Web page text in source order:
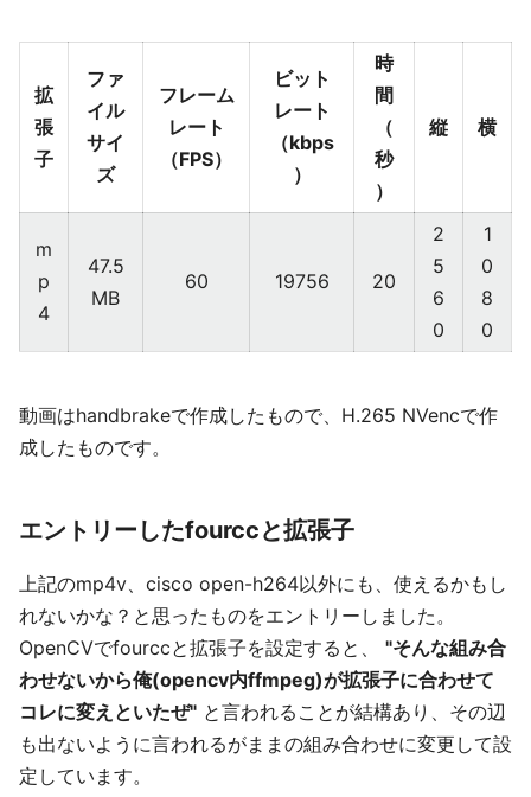
拡
張
子
ファ
イル
サイ
ズ
フレーム
レート
（FPS）
ビット
レート
（kbps
）
時
間
（
秒
）
縦 横
m
p
4
47.5
MB
60 19756 20
2
5
6
0
1
0
8
0
動画はhandbrakeで作成したもので、H.265 NVencで作
成したものです。
エントリーしたfourccと拡張子
上記のmp4v、cisco open-h264以外にも、使えるかもし
れないかな？と思ったものをエントリーしました。
OpenCVでfourccと拡張子を設定すると、 "そんな組み合
わせないから俺(opencv内ffmpeg)が拡張子に合わせて
コレに変えといたぜ" と言われることが結構あり、その辺
も出ないように言われるがままの組み合わせに変更して設
定しています。